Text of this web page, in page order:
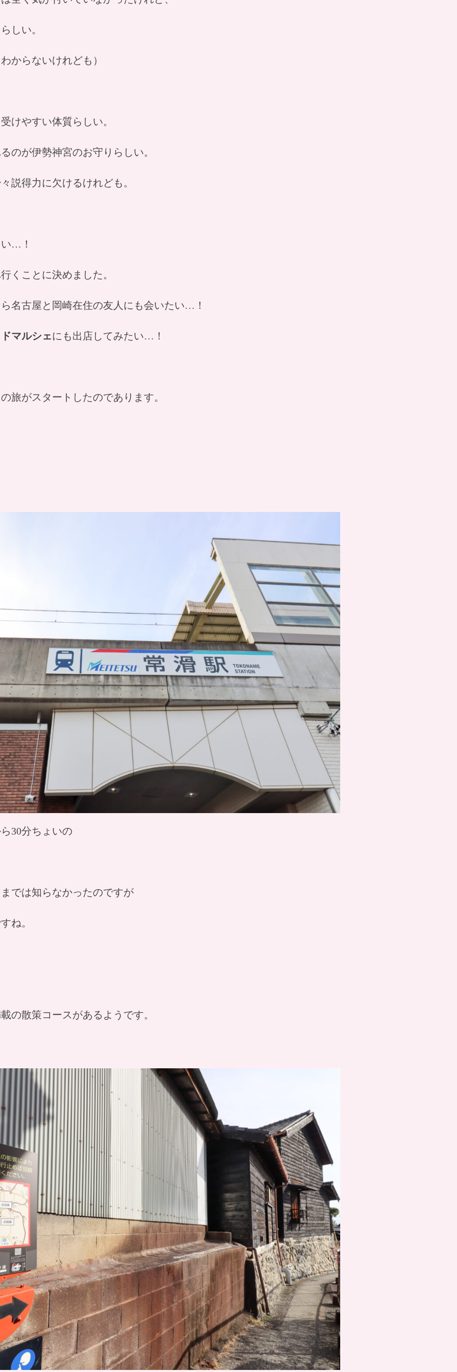
しい。
からないけれども）
けやすい体質らしい。
のが伊勢神宮のお守りらしい。
説得力に欠けるけれども。
…！
くことに決めました。
名古屋と岡崎在住の友人にも会いたい…！
マルシェにも出店してみたい…！
旅がスタートしたのであります。
30分ちょいの
では知らなかったのですが
ね。
の散策コースがあるようです。